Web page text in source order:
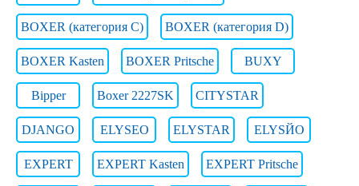
BOXER (категория C) BOXER (категория D)
BOXER Kasten BOXER Pritsche BUXY
Bipper Boxer 2227SK CITYSTAR
DJANGO ELYSEO ELYSTAR ELYSЙO
EXPERT EXPERT Kasten EXPERT Pritsche